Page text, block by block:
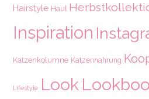
Hairstyle Haul
Inspiration
Katzenkolumne Katzennahrung
Lifestyle Look